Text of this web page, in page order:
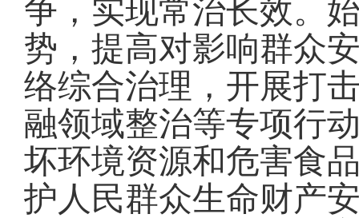
争 ， 实现常治长效。
势，提高对影响群众
络综合治理，开展打
融领域整治等专项行
坏环境资源和危害食
护人民群众生命财产